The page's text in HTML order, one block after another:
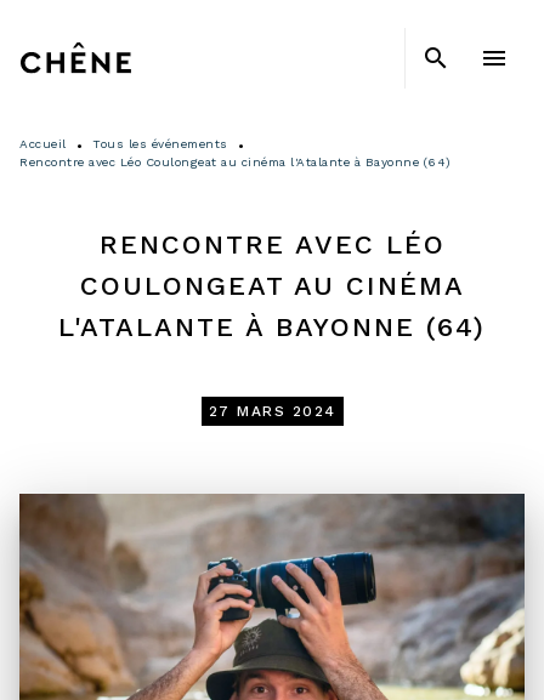
MENU
search menu
Accueil • Tous les événements •
Rencontre avec Léo Coulongeat au cinéma l'Atalante à Bayonne (64)
RENCONTRE AVEC LÉO
COULONGEAT AU CINÉMA
L'ATALANTE À BAYONNE (64)
27 MARS 2024